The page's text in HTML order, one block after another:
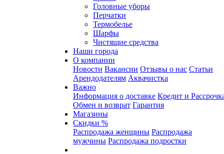
Головные уборы
Перчатки
Термобелье
Шарфы
Чистящие средства
Наши города
О компании
Новости Вакансии Отзывы о нас Статьи
Арендодателям Аквачистка
Важно
Информация о доставке Кредит и
Обмен и возврат Гарантия
Магазины
Скидки %
Распродажа женщины Распродажа
мужчины Распродажа подростки